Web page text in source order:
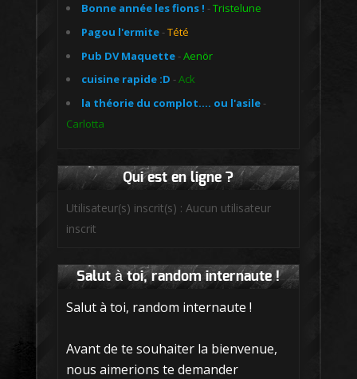
Bonne année les fions ! -Tristelune
Pagou l'ermite-Tété
Pub DV Maquette-Aenör
cuisine rapide :D -Ack
la théorie du complot.... ou l'asile-
Carlotta
Qui est en ligne ?
Utilisateur(s) inscrit(s) : Aucun utilisateur
inscrit
Salut à toi, random internaute !
Salut à toi, random internaute !
Avant de te souhaiter la bienvenue,
nous aimerions te demander